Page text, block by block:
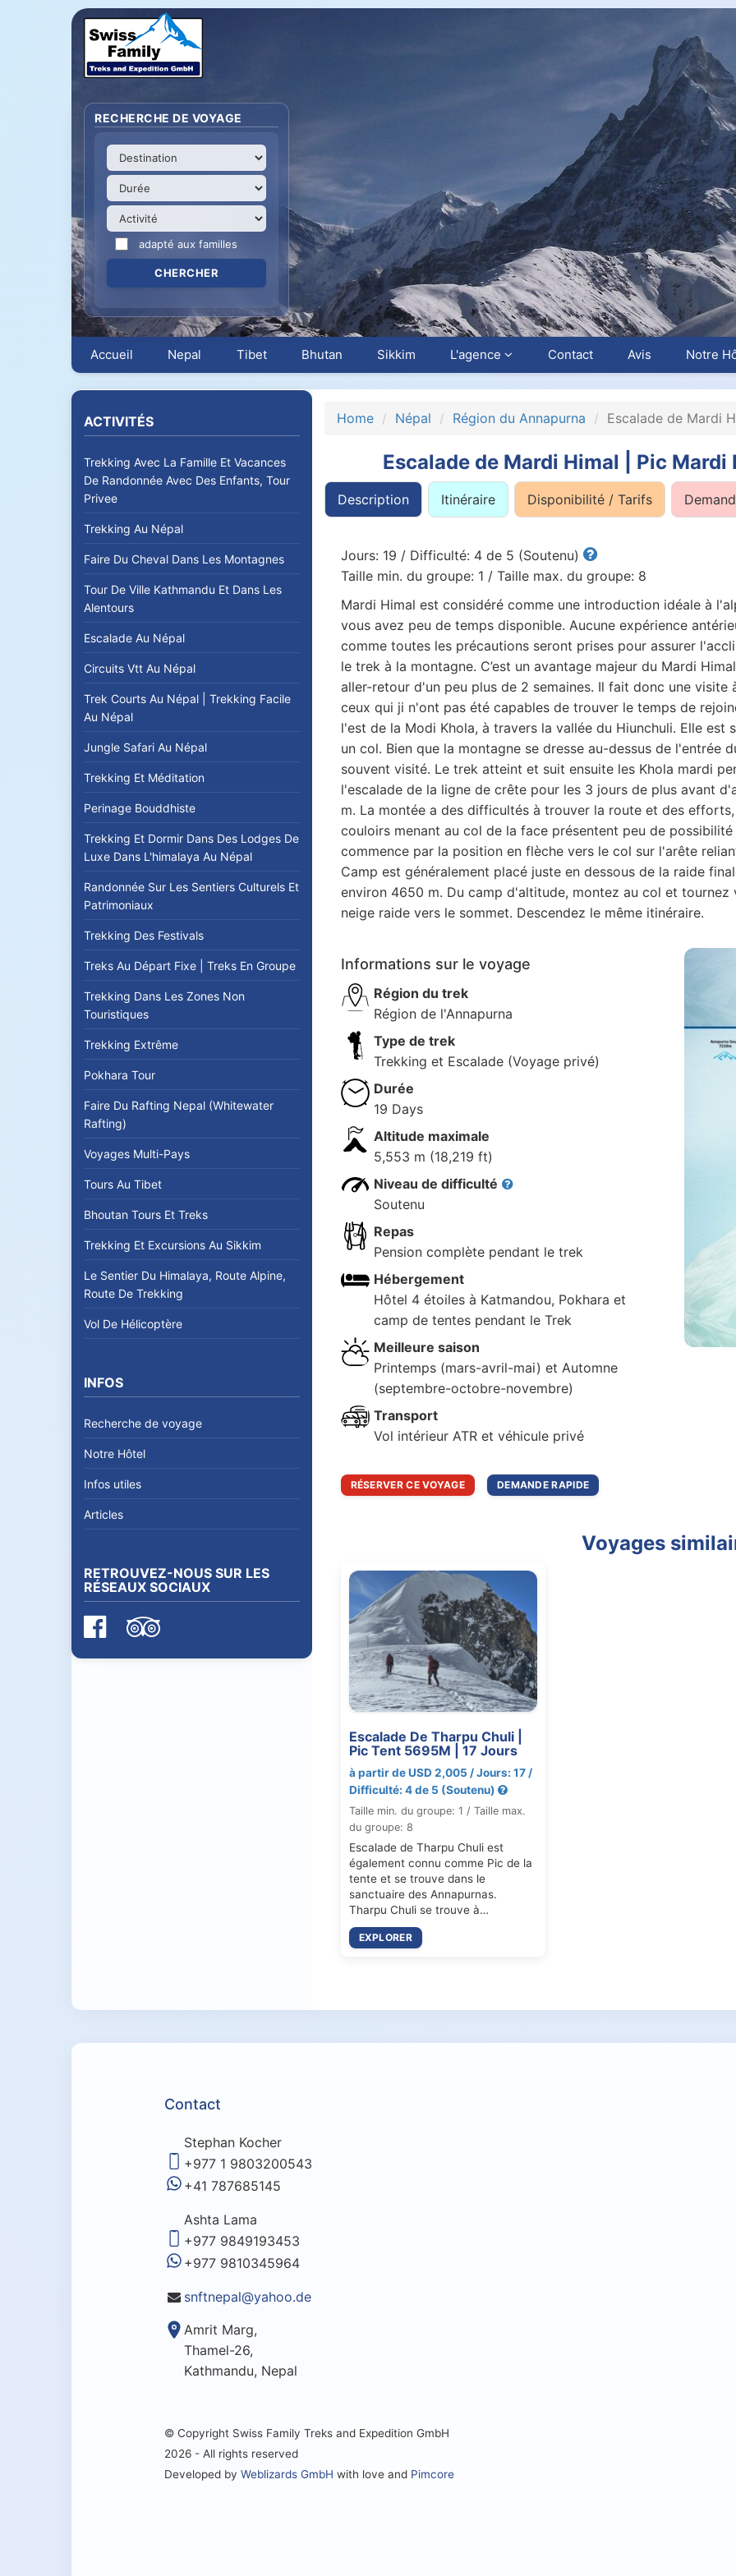
RECHERCHE DE VOYAGE
adapté aux familles
Accueil Nepal Tibet Bhutan Sikkim L'agence Contact Avis Notre
ACTIVITÉS
Trekking Avec La Famille Et Vacances
De Randonnée Avec Des Enfants, Tour
Privee
Trekking Au Népal
Faire Du Cheval Dans Les Montagnes
Tour De Ville Kathmandu Et Dans Les
Alentours
Escalade Au Népal
Circuits Vtt Au Népal
Trek Courts Au Népal | Trekking Facile
Au Népal
Jungle Safari Au Népal
Trekking Et Méditation
Perinage Bouddhiste
Trekking Et Dormir Dans Des Lodges De
Luxe Dans L'himalaya Au Népal
Randonnée Sur Les Sentiers Culturels Et
Patrimoniaux
Trekking Des Festivals
Treks Au Départ Fixe | Treks En Groupe
Trekking Dans Les Zones Non
Touristiques
Trekking Extrême
Pokhara Tour
Faire Du Rafting Nepal (Whitewater
Rafting)
Voyages Multi-Pays
Tours Au Tibet
Bhoutan Tours Et Treks
Trekking Et Excursions Au Sikkim
Le Sentier Du Himalaya, Route Alpine,
Route De Trekking
Vol De Hélicoptère
INFOS
Recherche de voyage
Notre Hôtel
Infos utiles
Articles
RETROUVEZ-NOUS SUR LES
RÉSEAUX SOCIAUX
Home Népal Région du Annapurna Escalade de Mardi
Escalade de Mardi Himal | Pic
Description Itinéraire Disponibilité / Tarifs
Jours: 19 / Difficulté: 4 de 5 (Soutenu)
Taille min. du groupe: 1 / Taille max. du groupe: 8
Mardi Himal est considéré comme une introduction idéale à
vous avez peu de temps disponible. Aucune expérience
comme toutes les précautions seront prises pour assurer
le trek à la montagne. C’est un avantage majeur du Mardi
aller-retour d'un peu plus de 2 semaines. Il fait donc une visite
ceux qui ji n'ont pas été capables de trouver le temps de
l'est de la Modi Khola, à travers la vallée du Hiunchuli. Elle est
un col. Bien que la montagne se dresse au-dessus de l'entrée
souvent visité. Le trek atteint et suit ensuite les Khola mardi
l'escalade de la ligne de crête pour les 3 jours de plus avant
m. La montée a des difficultés à trouver la route et des
couloirs menant au col de la face présentent peu de possibilité
commence par la position en flèche vers le col sur l'arête
Camp est généralement placé juste en dessous de la raide
environ 4650 m. Du camp d'altitude, montez au col et tournez
neige raide vers le sommet. Descendez le même itinéraire.
Informations sur le voyage
Région du trek
Région de l'Annapurna
Type de trek
Trekking et Escalade (Voyage privé)
Durée
19 Days
Altitude maximale
5,553 m (18,219 ft)
Niveau de difficulté
Soutenu
Repas
Pension complète pendant le trek
Hébergement
Hôtel 4 étoiles à Katmandou, Pokhara et
camp de tentes pendant le Trek
Meilleure saison
Printemps (mars-avril-mai) et Automne
(septembre-octobre-novembre)
Transport
Vol intérieur ATR et véhicule privé
RÉSERVER CE VOYAGE DEMANDE RAPIDE
Voyages
Escalade De Tharpu Chuli |
Pic Tent 5695M | 17 Jours
à partir de USD 2,005 / Jours: 17 /
Difficulté: 4 de 5 (Soutenu)
Taille min. du groupe: 1 / Taille max.
du groupe: 8
Escalade de Tharpu Chuli est
également connu comme Pic de la
tente et se trouve dans le
sanctuaire des Annapurnas.
Tharpu Chuli se trouve à…
EXPLORER
Contact
Stephan Kocher
+977 1 9803200543
+41 787685145
Ashta Lama
+977 9849193453
+977 9810345964
snftnepal@yahoo.de
Amrit Marg,
Thamel-26,
Kathmandu, Nepal
© Copyright Swiss Family Treks and Expedition GmbH
2026 - All rights reserved
Developed by Weblizards GmbH with love and Pimcore